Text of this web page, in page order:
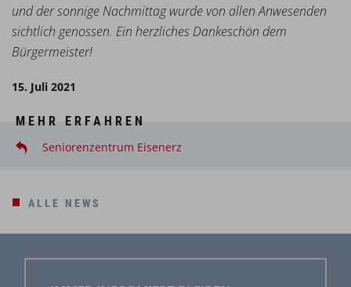
und der sonnige Nachmittag wurde von allen Anwesenden
sichtlich genossen. Ein herzliches Dankeschön dem
Bürgermeister!
15. Juli 2021
MEHR ERFAHREN
Seniorenzentrum Eisenerz
ALLE NEWS